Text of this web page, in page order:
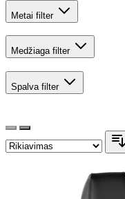
Metai filter
Medžiaga filter
Spalva filter